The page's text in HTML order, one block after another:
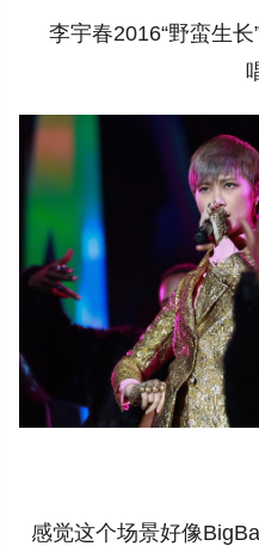
李宇春2016“野蛮生
感觉这个场景好像